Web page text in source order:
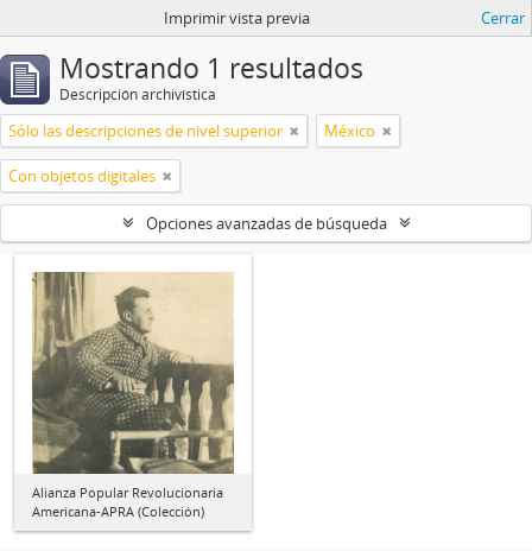
Imprimir vista previa Cerrar
Mostrando 1 resultados
Descripción archivística
Sólo las descripciones de nivel superior México
Con objetos digitales
Opciones avanzadas de búsqueda
Alianza Popular Revolucionaria
Americana-APRA (Colección)